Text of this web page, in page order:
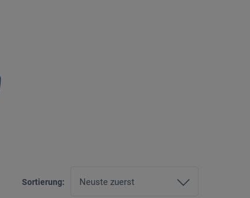
Sortierung: